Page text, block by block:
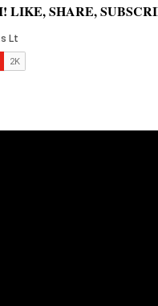
LIKE, SHARE,